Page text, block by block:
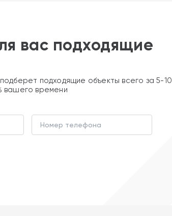
вас подходящие
подходящие объекты всего за 5-10
вашего времени